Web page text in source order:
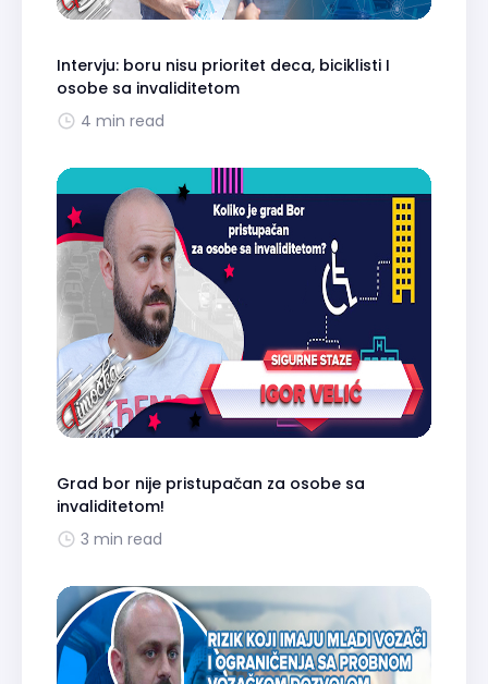
Intervju: boru nisu prioritet deca, biciklisti I
osobe sa invaliditetom
4 min read
Grad bor nije pristupačan za osobe sa
invaliditetom!
3 min read